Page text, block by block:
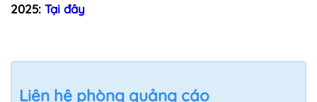
2025: Tại đây
Liên hệ phòng quảng cáo